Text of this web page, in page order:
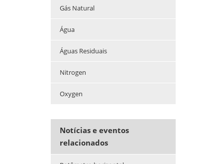
Gás Natural
Água
Águas Residuais
Nitrogen
Oxygen
Notícias e eventos
relacionados